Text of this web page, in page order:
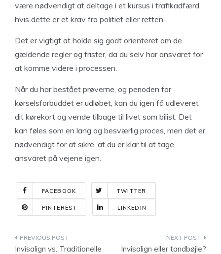
være nødvendigt at deltage i et kursus i trafikadfærd,
hvis dette er et krav fra politiet eller retten.
Det er vigtigt at holde sig godt orienteret om de
gældende regler og frister, da du selv har ansvaret for
at komme videre i processen.
Når du har bestået prøverne, og perioden for
kørselsforbuddet er udløbet, kan du igen få udleveret
dit kørekort og vende tilbage til livet som bilist. Det
kan føles som en lang og besværlig proces, men det er
nødvendigt for at sikre, at du er klar til at tage
ansvaret på vejene igen.
FACEBOOK TWITTER
PINTEREST LINKEDIN
Indlægsnavigation
Invisalign vs. Traditionelle
Invisalign eller tandbøjle?